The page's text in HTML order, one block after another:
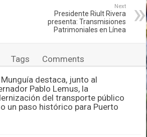
Next
Presidente Riult Rivera
presenta: Transmisiones
Patrimoniales en Línea
Tags Comments
destaca, junto al
Pablo Lemus, la
del transporte público
un paso histórico para Puerto